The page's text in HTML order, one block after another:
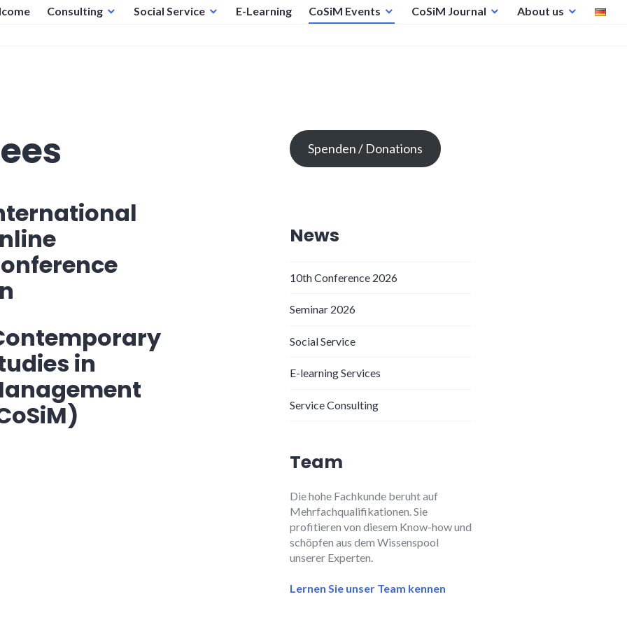
Consulting Social Service E-Learning CoSiM Events CoSiM Journal About us
in
Spenden / Donations
News
10th Conference 2026
Seminar 2026
Social Service
E-learning Services
Service Consulting
Team
Die hohe Fachkunde beruht auf
Mehrfachqualifikationen. Sie
profitieren von diesem Know-how und
schöpfen aus dem Wissenspool
unserer Experten.
Lernen Sie unser Team kennen